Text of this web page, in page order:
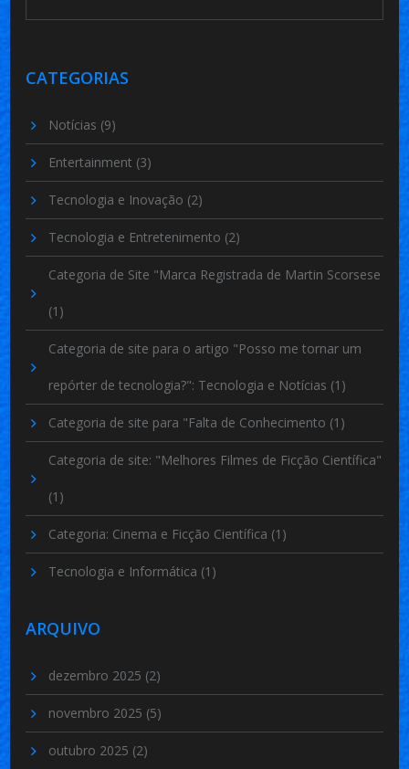
CATEGORIAS
Notícias (9)
Entertainment (3)
Tecnologia e Inovação (2)
Tecnologia e Entretenimento (2)
Categoria de Site "Marca Registrada de Martin Scorsese
(1)
Categoria de site para o artigo "Posso me tornar um
repórter de tecnologia?": Tecnologia e Notícias (1)
Categoria de site para "Falta de Conhecimento (1)
Categoria de site: "Melhores Filmes de Ficção Científica"
(1)
Categoria: Cinema e Ficção Científica (1)
Tecnologia e Informática (1)
ARQUIVO
dezembro 2025 (2)
novembro 2025 (5)
outubro 2025 (2)